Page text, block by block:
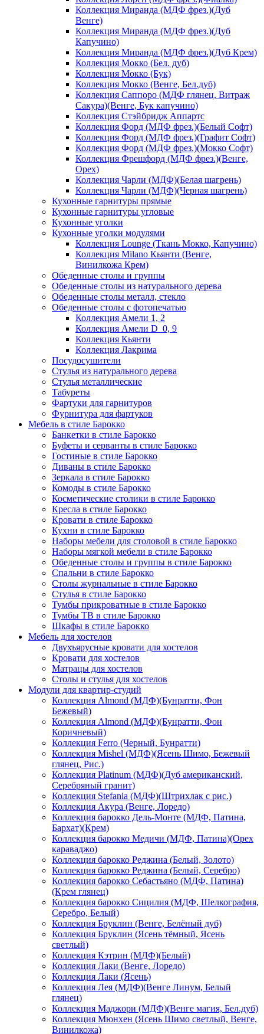
Коллекция Миранда (МДФ фрез.)(Дуб
Венге)
Коллекция Миранда (МДФ фрез.)(Дуб
Капучино)
Коллекция Миранда (МДФ фрез.)(Дуб Крем)
Коллекция Мокко (Бел. дуб)
Коллекция Мокко (Бук)
Коллекция Мокко (Венге, Бел.дуб)
Коллекция Саппоро (МДФ глянец, Витраж
Сакура)(Венге, Бук капучино)
Коллекция Стэйбридж Аппартс
Коллекция Форд (МДФ фрез.)(Белый Софт)
Коллекция Форд (МДФ фрез.)(Графит Софт)
Коллекция Форд (МДФ фрез.)(Мокко Софт)
Коллекция Фрешфорд (МДФ фрез.)(Венге,
Орех)
Коллекция Чарли (МДФ)(Белая шагрень)
Коллекция Чарли (МДФ)(Черная шагрень)
Кухонные гарнитуры прямые
Кухонные гарнитуры угловые
Кухонные уголки
Кухонные уголки модулями
Коллекция Lounge (Ткань Мокко, Капучино)
Коллекция Milano Кьянти (Венге,
Винилкожа Крем)
Обеденные столы и группы
Обеденные столы из натурального дерева
Обеденные столы металл, стекло
Обеденные столы с фотопечатью
Коллекция Амели 1, 2
Коллекция Амели D_0, 9
Коллекция Кьянти
Коллекция Лакрима
Посудосушители
Стулья из натурального дерева
Стулья металлические
Табуреты
Фартуки для гарнитуров
Фурнитура для фартуков
Мебель в стиле Барокко
Банкетки в стиле Барокко
Буфеты и серванты в стиле Барокко
Гостиные в стиле Барокко
Диваны в стиле Барокко
Зеркала в стиле Барокко
Комоды в стиле Барокко
Косметические столики в стиле Барокко
Кресла в стиле Барокко
Кровати в стиле Барокко
Кухни в стиле Барокко
Наборы мебели для столовой в стиле Барокко
Наборы мягкой мебели в стиле Барокко
Обеденные столы и группы в стиле Барокко
Спальни в стиле Барокко
Столы журнальные в стиле Барокко
Стулья в стиле Барокко
Тумбы прикроватные в стиле Барокко
Тумбы ТВ в стиле Барокко
Шкафы в стиле Барокко
Мебель для хостелов
Двухъярусные кровати для хостелов
Кровати для хостелов
Матрацы для хостелов
Столы и стулья для хостелов
Модули для квартир-студий
Коллекция Almond (МДФ)(Бунратти, Фон
Бежевый)
Коллекция Almond (МДФ)(Бунратти, Фон
Коричневый)
Коллекция Ferro (Черный, Бунратти)
Коллекция Mishel (МДФ)(Ясень Шимо, Бежевый
глянец, Рис.)
Коллекция Platinum (МДФ)(Дуб американский,
Серебряный гранит)
Коллекция Stefania (МДФ)(Штрихлак с рис.)
Коллекция Акура (Венге, Лоредо)
Коллекция барокко Дель-Монте (МДФ, Патина,
Бархат)(Крем)
Коллекция барокко Медичи (МДФ, Патина)(Орех
караваджо)
Коллекция барокко Реджина (Белый, Золото)
Коллекция барокко Реджина (Белый, Серебро)
Коллекция барокко Себастьяно (МДФ, Патина)
(Крем глянец)
Коллекция барокко Сицилия (МДФ, Шелкография,
Серебро, Белый)
Коллекция Бруклин (Венге, Белёный дуб)
Коллекция Бруклин (Ясень тёмный, Ясень
светлый)
Коллекция Кэтрин (МДФ)(Белый)
Коллекция Лаки (Венге, Лоредо)
Коллекция Лаки (Ясень)
Коллекция Лея (МДФ)(Венге Линум, Белый
глянец)
Коллекция Маджори (МДФ)(Венге магия, Бел.дуб)
Коллекция Мюнхен (Ясень Шимо светлый, Венге,
Винилкожа)